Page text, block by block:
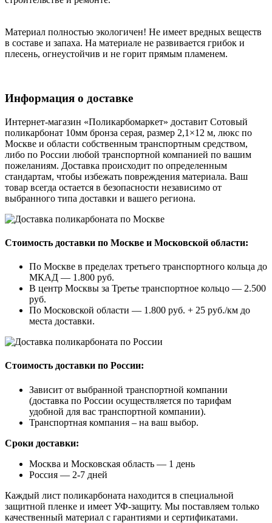
Материал полностью экологичен! Не имеет вредных веществ
в составе и запаха. На материале не развивается грибок и
плесень, огнеустойчив и не горит прямым пламенем.
Информация о доставке
Интернет-магазин «Поликарбомаркет» доставит Сотовый
поликарбонат 10мм бронза серая, размер 2,1×12 м, люкс по
Москве и области собственным транспортным средством,
либо по России любой транспортной компанией по вашим
пожеланиям. Доставка происходит по определенным
стандартам, чтобы избежать повреждения материала. Ваш
товар всегда остается в безопасности независимо от
выбранного типа доставки и вашего региона.
Стоимость доставки по Москве и Московской области:
По Москве в пределах третьего транспортного кольца до
МКАД — 1.800 руб.
В центр Москвы за Третье транспортное кольцо — 2.500
руб.
По Московской области — 1.800 руб. + 25 руб./км до
места доставки.
Стоимость доставки по России:
Зависит от выбранной транспортной компании
(доставка по России осуществляется по тарифам
удобной для вас транспортной компании).
Транспортная компания – на ваш выбор.
Сроки доставки:
Москва и Московская область — 1 день
Россия — 2-7 дней
Каждый лист поликарбоната находится в специальной
защитной пленке и имеет УФ-защиту. Мы поставляем только
качественный материал с гарантиями и сертификатами.